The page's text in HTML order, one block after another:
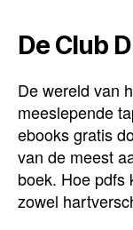
De Club
De wereld van
meeslepende
ebooks gratis
van de meest
boek. Hoe pdfs
zowel